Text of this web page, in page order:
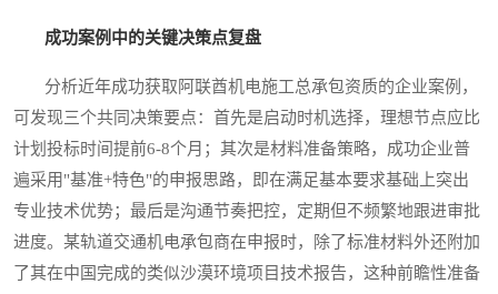
成功案例中的关键决策点复盘
分析近年成功获取阿联酋机电施工总承包资质的企业案例，
可发现三个共同决策要点：首先是启动时机选择，理想节点应比
计划投标时间提前6-8个月；其次是材料准备策略，成功企业普
遍采用"基准+特色"的申报思路，即在满足基本要求基础上突出
专业技术优势；最后是沟通节奏把控，定期但不频繁地跟进审批
进度。某轨道交通机电承包商在申报时，除了标准材料外还附加
了其在中国完成的类似沙漠环境项目技术报告，这种前瞻性准备